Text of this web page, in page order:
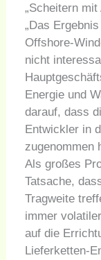
„Scheitern
„Das
Offshore-
nicht
Energie und
darauf, dass
Entwickler in
zugenommen
Als großes
Tatsache,
Tragweite
immer
auf die
Lieferketten-